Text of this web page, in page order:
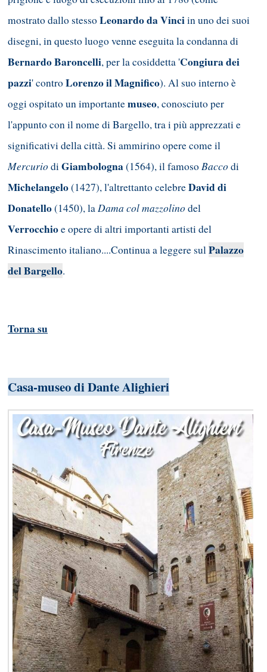
mostrato dallo stessoLeonardo da Vinciin uno dei suoi
disegni, in questo luogo venne eseguita la condanna di
Bernardo Baroncelli, per la cosiddetta 'Congiura dei
pazzi' controLorenzo il Magnifico). Al suo interno è
oggi ospitato un importantemuseo, conosciuto per
l'appunto con il nome di Bargello, tra i più apprezzati e
significativi della città. Si ammirino opere come il
Mercurio diGiambologna(1564), il famosoBacco di
Michelangelo(1427), l'altrettanto celebreDavid di
Donatello(1450), laDama col mazzolino del
Verrocchioe opere di altri importanti artisti del
Rinascimento italiano....Continua a leggere sulPalazzo
del Bargello.
Torna su
Casa-museo di Dante Alighieri